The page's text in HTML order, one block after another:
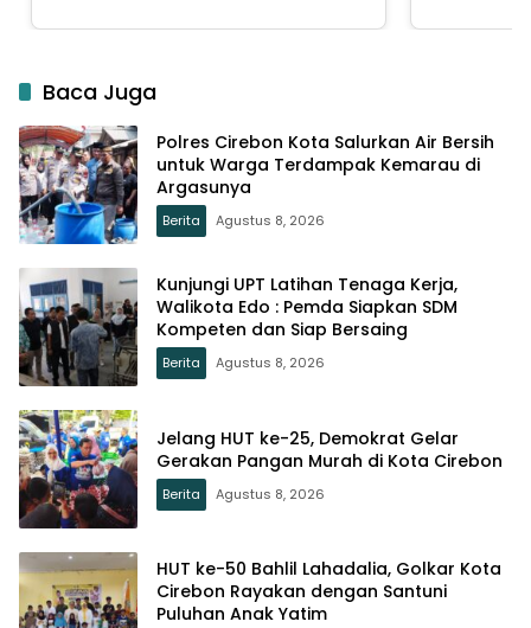
Baca Juga
Polres Cirebon Kota Salurkan Air Bersih
untuk Warga Terdampak Kemarau di
Argasunya
Berita Agustus 8, 2026
Kunjungi UPT Latihan Tenaga Kerja,
Walikota Edo : Pemda Siapkan SDM
Kompeten dan Siap Bersaing
Berita Agustus 8, 2026
Jelang HUT ke-25, Demokrat Gelar
Gerakan Pangan Murah di Kota Cirebon
Berita Agustus 8, 2026
HUT ke-50 Bahlil Lahadalia, Golkar Kota
Cirebon Rayakan dengan Santuni
Puluhan Anak Yatim